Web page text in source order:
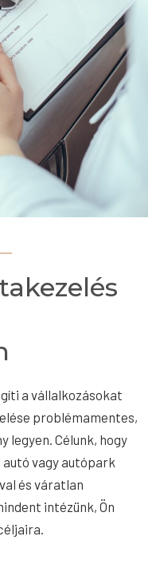
a vállalkozásokat
problémamentes,
legyen. Célunk, hogy
vagy autópark
és váratlan
intézünk, Ön